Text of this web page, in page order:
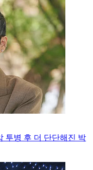
투병 후 더 단단해진 박